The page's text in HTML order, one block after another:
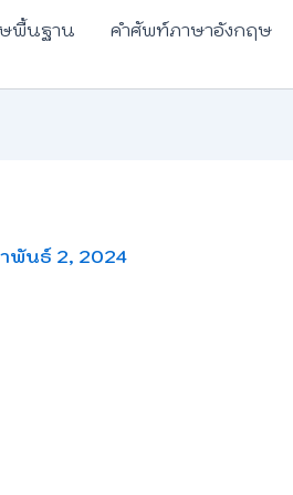
พื้นฐาน คำศัพท์ภาษาอังกฤษ
พันธ์ 2, 2024